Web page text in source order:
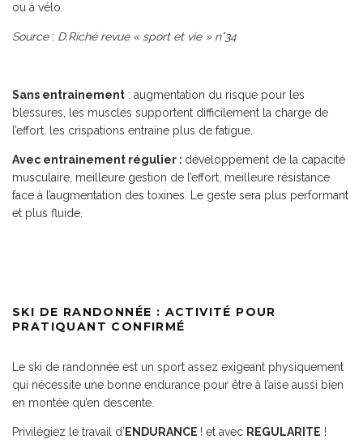
ou à vélo.
Source: D.Riché revue « sport et vie » n°34
Sans entrainement : augmentation du risque pour les
blessures, les muscles supportent difficilement la charge de
l’effort, les crispations entraine plus de fatigue.
Avec entrainement régulier : développement de la capacité
musculaire, meilleure gestion de l’effort, meilleure résistance
face à l’augmentation des toxines. Le geste sera plus performant
et plus fluide.
SKI DE RANDONNÉE : ACTIVITÉ POUR
PRATIQUANT CONFIRMÉ
Le ski de randonnée est un sport assez exigeant physiquement
qui nécessite une bonne endurance pour être à l’aise aussi bien
en montée qu’en descente.
Privilégiez le travail d’ ENDURANCE ! et avec REGULARITE !